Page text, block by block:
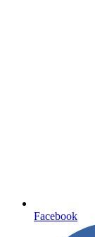
Facebook